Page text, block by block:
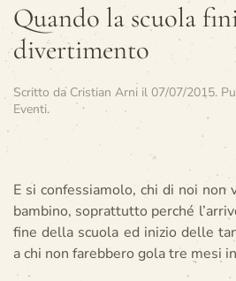
Quando la scuola
divertimento
Scritto da Cristian Arni il 07/07/2015.
Eventi.
E si confessiamolo, chi di noi non
bambino, soprattutto perché
fine della scuola ed inizio delle
a chi non farebbero gola tre mesi